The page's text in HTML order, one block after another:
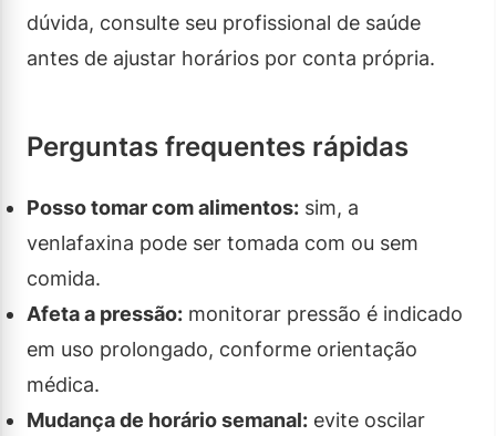
dúvida, consulte seu profissional de saúde
antes de ajustar horários por conta própria.
Perguntas frequentes rápidas
Posso tomar com alimentos: sim, a
venlafaxina pode ser tomada com ou sem
comida.
Afeta a pressão: monitorar pressão é indicado
em uso prolongado, conforme orientação
médica.
Mudança de horário semanal: evite oscilar